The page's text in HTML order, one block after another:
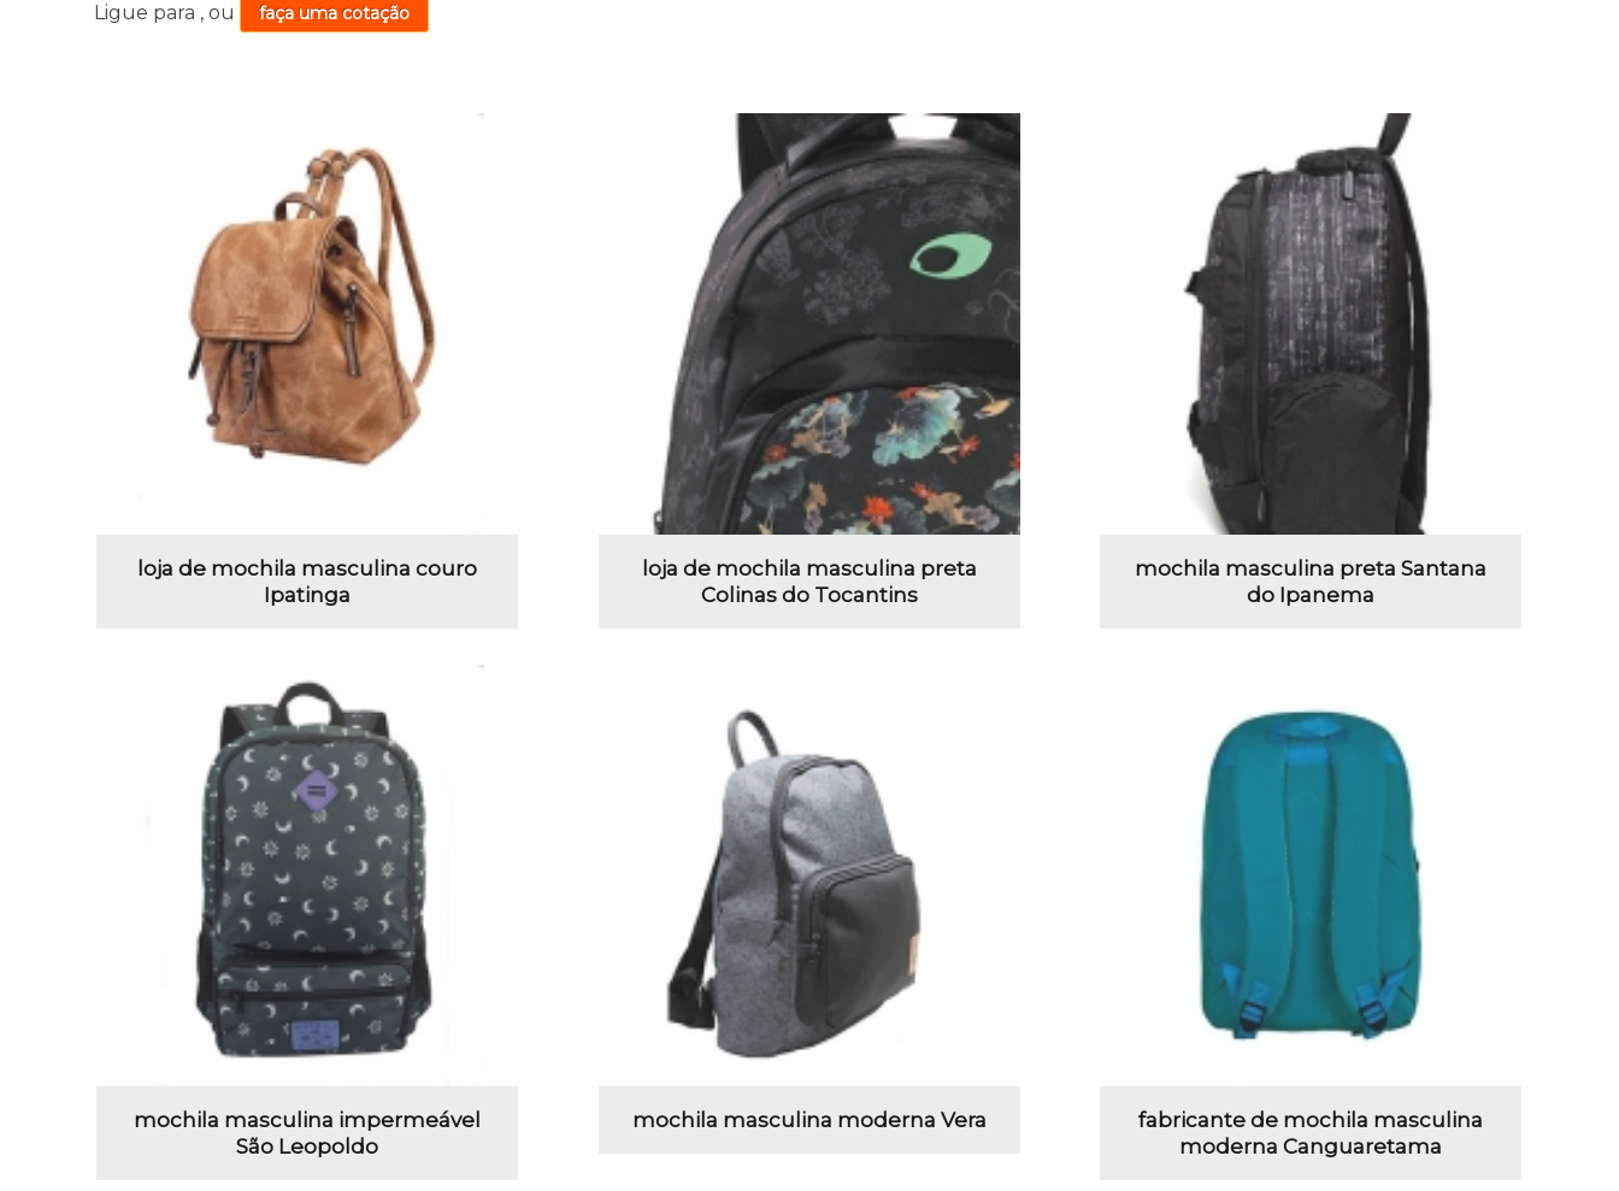
Ligue para ,ou faça uma cotação
loja de mochila masculina couro
Ipatinga
loja de mochila masculina preta
Colinas do Tocantins
mochila masculina preta Santana
do Ipanema
mochila masculina impermeável
São Leopoldo
mochila masculina moderna Vera
fabricante de mochila masculina
moderna Canguaretama